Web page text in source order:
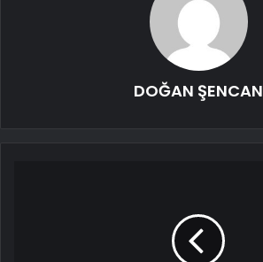
DOĞAN ŞENCAN